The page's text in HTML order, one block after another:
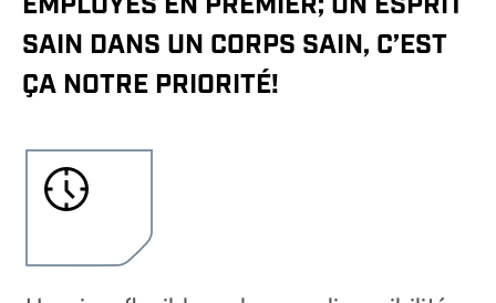
SAIN DANS UN CORPS SAIN, C’EST
ÇA NOTRE PRIORITÉ!